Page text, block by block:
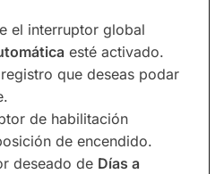
el interruptor global
esté activado.
que deseas podar
de habilitación
de encendido.
deseado de Días a